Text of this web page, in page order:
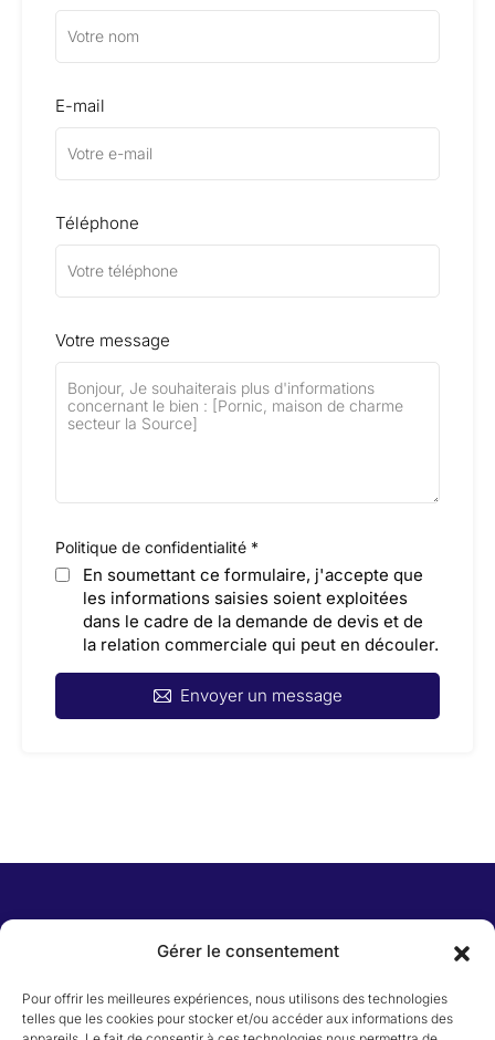
Gérer le consentement
Pour offrir les meilleures expériences, nous utilisons des technologies
telles que les cookies pour stocker et/ou accéder aux informations des
E-mail
Téléphone
Votre message
Politique de confidentialité *
En soumettant ce formulaire, j'accepte que
les informations saisies soient exploitées
dans le cadre de la demande de devis et de
la relation commerciale qui peut en découler.
Envoyer un message